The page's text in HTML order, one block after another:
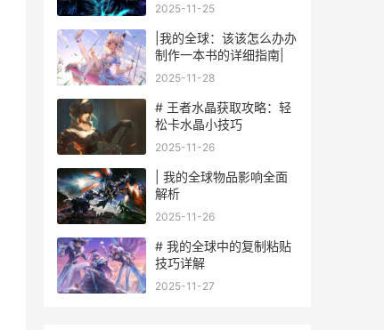
2025-11-25
|我的全球：该该怎么办办
制作一本书的详细指南|
2025-11-28
# 王者水晶获取攻略：轻
松卡水晶小技巧
2025-11-26
| 我的全球物品影响全面
解析
2025-11-26
# 我的全球中的复制粘贴
技巧详解
2025-11-27